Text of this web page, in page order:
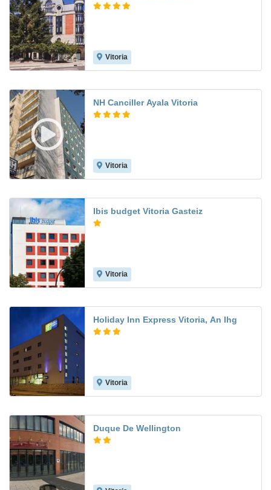
Vitoria
NH Canciller Ayala Vitoria
Vitoria
Ibis budget Vitoria Gasteiz
Vitoria
Holiday Inn Express Vitoria, An Ihg
Vitoria
Duque De Wellington